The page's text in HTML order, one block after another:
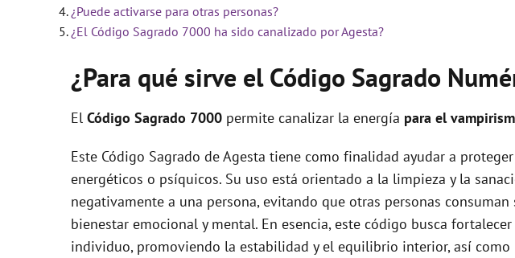
¿Puede activarse para otras personas?
¿El Código Sagrado 7000 ha sido canalizado por Agesta?
¿Para qué sirve el Código Sagrado
El Código Sagrado 7000 permite canalizar la energía para el
Este Código Sagrado de Agesta tiene como finalidad ayudar a
energéticos o psíquicos. Su uso está orientado a la limpieza y la
negativamente a una persona, evitando que otras personas
bienestar emocional y mental. En esencia, este código busca
individuo, promoviendo la estabilidad y el equilibrio interior, así